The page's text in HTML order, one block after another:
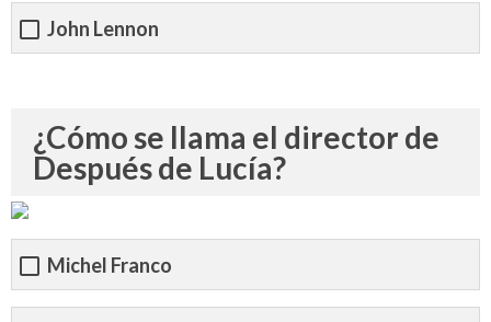
John Lennon
¿Cómo se llama el director de
Después de Lucía?
Michel Franco